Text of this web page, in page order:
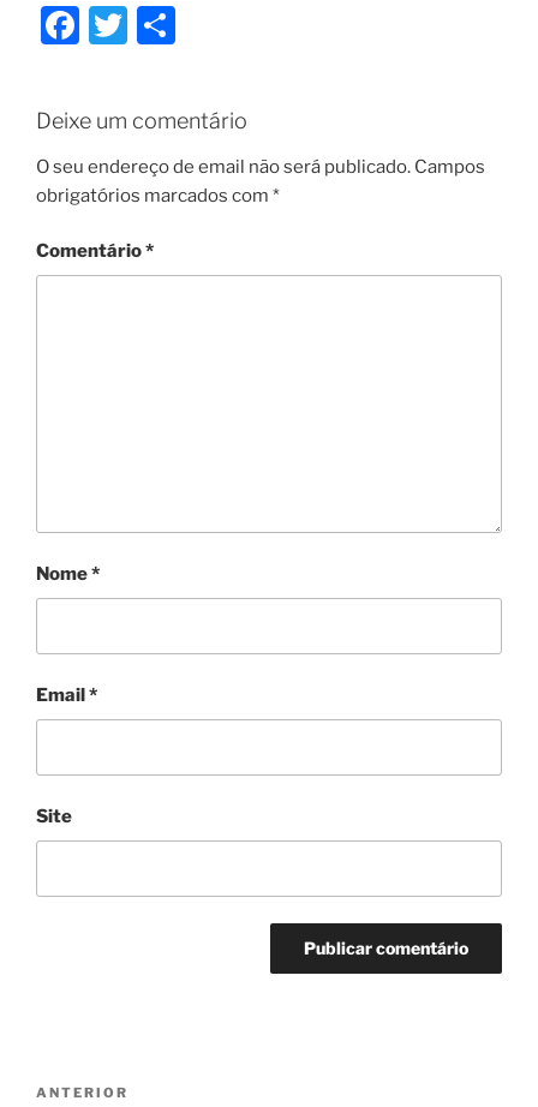
F
e
b
o
o
T
er
ar
e
Deixe um comentário
O seu endereço de email não será publicado. Campos
obrigatórios marcados com *
Comentário*
Nome*
Email*
Site
Navegação
Conteúdo
ANTERIOR